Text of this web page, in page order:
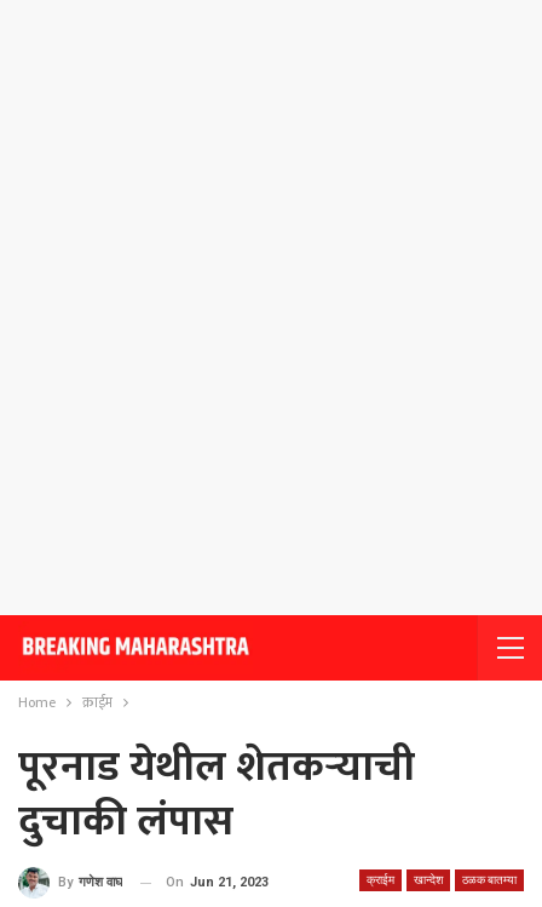
Home क्राईम
पूरनाड येथील शेतकर्‍याची
दुचाकी लंपास
क्राईम खान्देश ठळक बातम्या
By गणेश वाघ On Jun 21, 2023